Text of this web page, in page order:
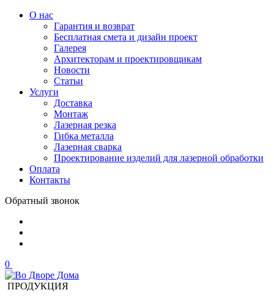
О нас
Гарантия и возврат
Бесплатная смета и дизайн проект
Галерея
Архитекторам и проектировщикам
Новости
Статьи
Услуги
Доставка
Монтаж
Лазерная резка
Гибка металла
Лазерная сварка
Проектирование изделий для лазерной обработки
Оплата
Контакты
Обратный звонок
0
ПРОДУКЦИЯ